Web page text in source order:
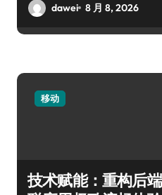
dawei 8 月 8, 2026
移动
技术赋能：重构后